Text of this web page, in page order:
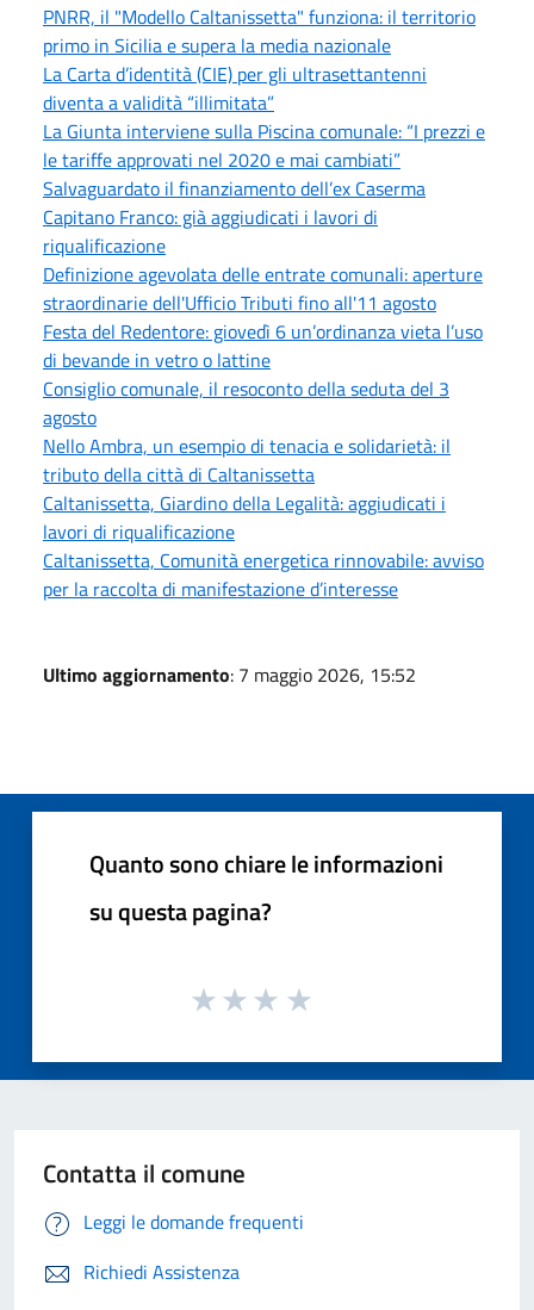
PNRR, il "Modello Caltanissetta" funziona: il territorio
primo in Sicilia e supera la media nazionale
La Carta d’identità (CIE) per gli ultrasettantenni
diventa a validità “illimitata”
La Giunta interviene sulla Piscina comunale: “I prezzi e
le tariffe approvati nel 2020 e mai cambiati”
Salvaguardato il finanziamento dell’ex Caserma
Capitano Franco: già aggiudicati i lavori di
riqualificazione
Definizione agevolata delle entrate comunali: aperture
straordinarie dell'Ufficio Tributi fino all'11 agosto
Festa del Redentore: giovedì 6 un’ordinanza vieta l’uso
di bevande in vetro o lattine
Consiglio comunale, il resoconto della seduta del 3
agosto
Nello Ambra, un esempio di tenacia e solidarietà: il
tributo della città di Caltanissetta
Caltanissetta, Giardino della Legalità: aggiudicati i
lavori di riqualificazione
Caltanissetta, Comunità energetica rinnovabile: avviso
per la raccolta di manifestazione d’interesse
Ultimo aggiornamento: 7 maggio 2026, 15:52
Quanto sono chiare le informazioni
su questa pagina?
Contatta il comune
Leggi le domande frequenti
Richiedi Assistenza